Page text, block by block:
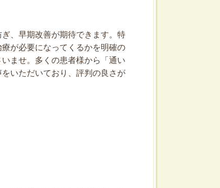
、早期改善が期待できます。特
が必要になってくるかを明確の
ませ。多くの患者様から「通い
いただいており、評判の良さが